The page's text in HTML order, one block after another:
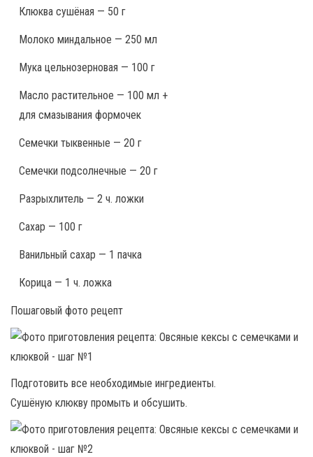
Клюква сушёная — 50 г
Молоко миндальное — 250 мл
Мука цельнозерновая — 100 г
Масло растительное — 100 мл +
для смазывания формочек
Семечки тыквенные — 20 г
Семечки подсолнечные — 20 г
Разрыхлитель — 2 ч. ложки
Сахар — 100 г
Ванильный сахар — 1 пачка
Корица — 1 ч. ложка
Пошаговый фото рецепт
Подготовить все необходимые ингредиенты.
Сушёную клюкву промыть и обсушить.